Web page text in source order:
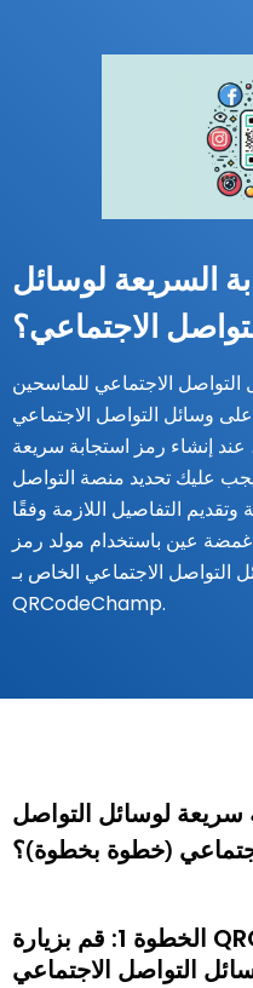
السريعة لوسائل
الاجتماعي؟
التواصل الاجتماعي للماسحين
وسائل التواصل الاجتماعي
إنشاء رمز استجابة سريعة
عليك تحديد منصة التواصل
وتقديم التفاصيل اللازمة وفقًا
عين باستخدام مولد رمز
التواصل الاجتماعي الخاص بـ
QRCodeChamp.
سريعة لوسائل التواصل
(خطوة بخطوة)؟
الخطوة 1: قم بزيارة QRCodeChamp واذهب إلى
التواصل الاجتماعي